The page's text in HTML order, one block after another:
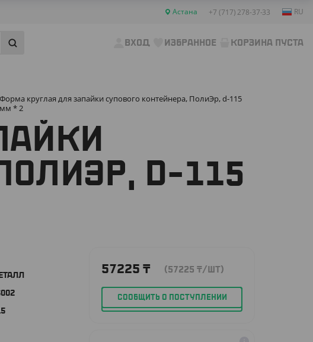
Астана +7 (717) 278-37-33 RU
ВХОД ИЗБРАННОЕ КОРЗИНА ПУСТА
Форма круглая для запайки супового контейнера, ПолиЭр, d-115
мм * 2
D-115
57225 ₸ (57225 ₸/ШТ)
СООБЩИТЬ О ПОСТУПЛЕНИИ